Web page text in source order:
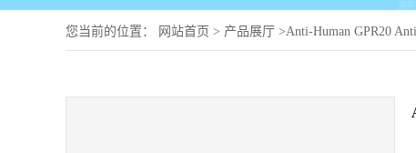
您当前的位置： 网站首页 > 产品展厅 >Anti-Human GPR20